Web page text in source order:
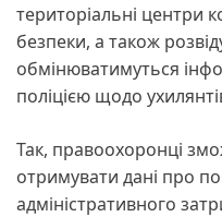
територіальні центри
безпеки, а також
обмінюватимуться
поліцією щодо
Так, правоохоронці
отримувати дані про
адміністративного